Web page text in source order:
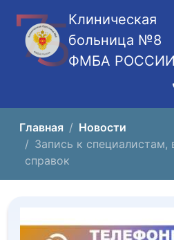
Клиническая
больница №8
ФМБА РОССИИ
Главная
Новости
Запись к специалистам,
справок